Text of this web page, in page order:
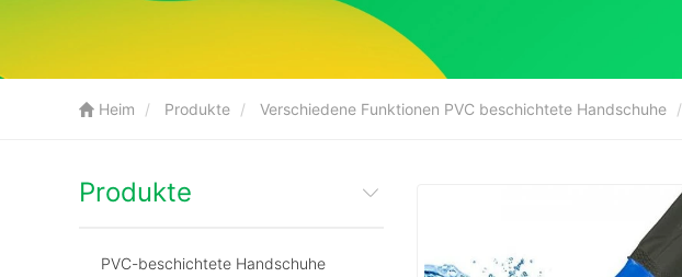
Heim Produkte Verschiedene Funktionen PVC beschichtete Handschuhe
Produkte
PVC-beschichtete Handschuhe